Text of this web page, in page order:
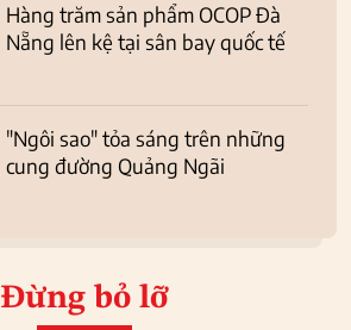
Hàng trăm sản phẩm OCOP Đà
Nẵng lên kệ tại sân bay quốc tế
"Ngôi sao" tỏa sáng trên những
cung đường Quảng Ngãi
Đừng bỏ lỡ